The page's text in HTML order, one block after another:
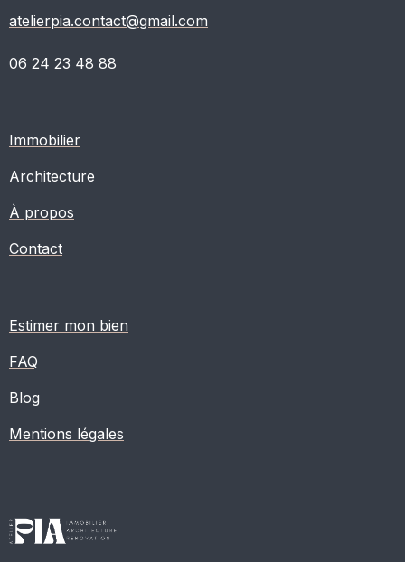
atelierpia.contact@gmail.com
06 24 23 48 88
Immobilier
Architecture
À propos
Contact
Estimer mon bien
FAQ
Blog
Mentions légales